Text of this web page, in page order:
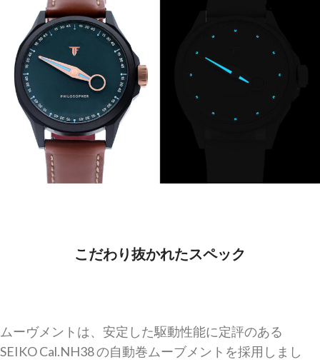
こだわり抜かれたスペック
ムーヴメントは、安定した駆動性能に定評のある
SEIKO Cal.NH38 の自動巻ムーブメントを採用しまし